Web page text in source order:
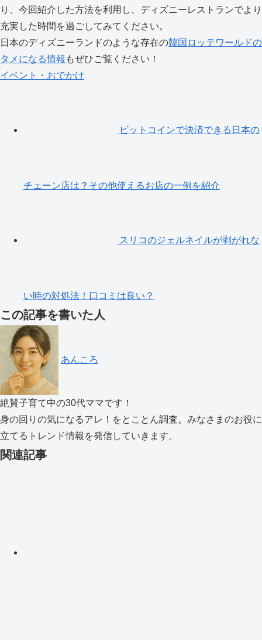
り、今回紹介した方法を利用し、ディズニーレストランでより
充実した時間を過ごしてみてください。
日本のディズニーランドのような存在の韓国ロッテワールドの
タメになる情報 もぜひご覧ください！
イベント・おでかけ
ビットコインで決済できる日本の
チェーン店は？その他使えるお店の一例を紹介
スリコのジェルネイルが剥がれな
い時の対処法！口コミは良い？
この記事を書いた人
あんころ
絶賛子育て中の30代ママです！
身の回りの気になるアレ！をとことん調査。みなさまのお役に
立てるトレンド情報を発信していきます。
関連記事